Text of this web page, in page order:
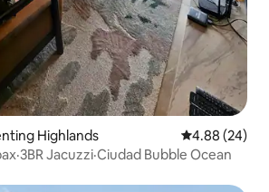
Highlands Calificación
4.88 (24)
Jacuzzi·Ciudad Bubble Ocean